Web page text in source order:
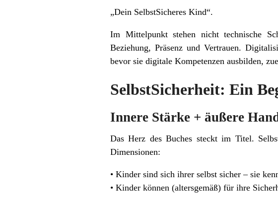
„Dein SelbstSicheres Kind“.
Im Mittelpunkt stehen nicht technische
Beziehung, Präsenz und Vertrauen.
bevor sie digitale Kompetenzen ausbilden,
SelbstSicherheit: Ein
Innere Stärke + äußere
Das Herz des Buches steckt im Titel.
Dimensionen:
• Kinder sind sich ihrer selbst sicher – sie
• Kinder können (altersgemäß) für ihre